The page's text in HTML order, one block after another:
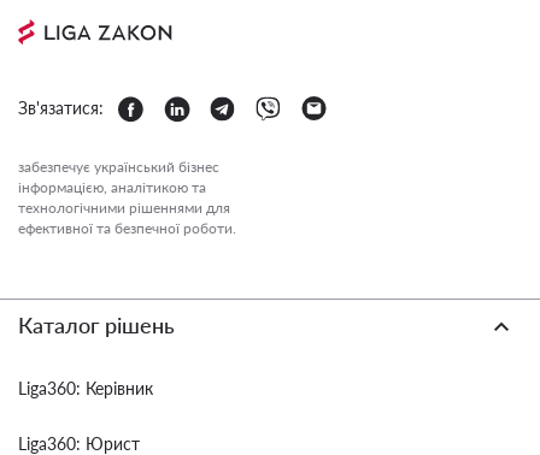
Зв'язатися:
забезпечує український бізнес
інформацією, аналітикою та
технологічними рішеннями для
ефективної та безпечної роботи.
Каталог рішень
Liga360: Керівник
Liga360: Юрист